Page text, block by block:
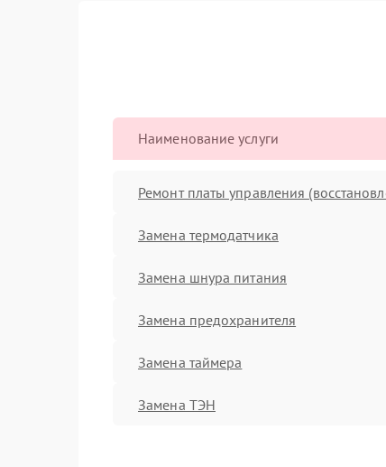
Наименование услуги
Ремонт платы управления
Замена термодатчика
Замена шнура питания
Замена предохранителя
Замена таймера
Замена ТЭН